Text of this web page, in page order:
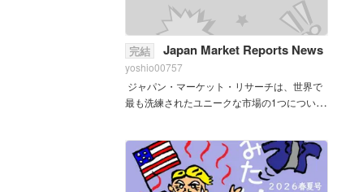
完結 Japan Market Reports News
yoshio00757
ジャパン・マーケット・リサーチは、世界で
最も洗練されたユニークな市場の1つについて
と国際的な視点により、グロ...